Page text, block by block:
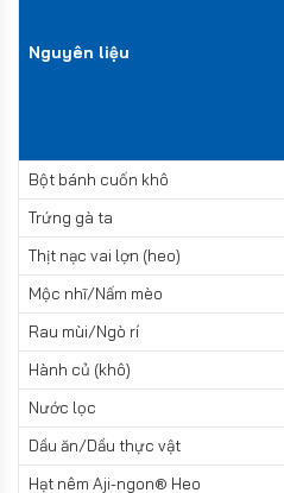
Nguyên liệu
Bột bánh cuốn khô
Trứng gà ta
Thịt nạc vai lợn (heo)
Mộc nhĩ/Nấm mèo
Rau mùi/Ngò rí
Hành củ (khô)
Nước lọc
Dầu ăn/Dầu thực vật
Hạt nêm Aji-ngon® Heo